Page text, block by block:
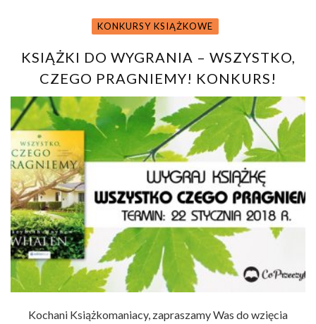
KONKURSY KSIĄŻKOWE
KSIĄŻKI DO WYGRANIA – WSZYSTKO,
CZEGO PRAGNIEMY! KONKURS!
Kochani Książkomaniacy, zapraszamy Was do wzięcia